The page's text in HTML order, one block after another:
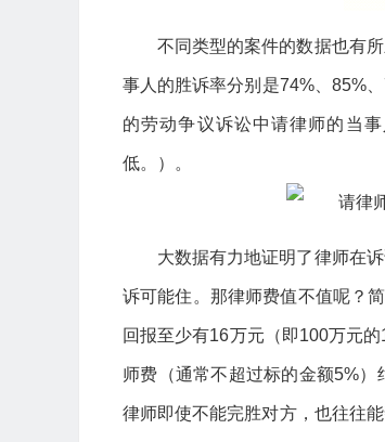
不同类型的案件的数据也有
事人的胜诉率分别是74%、85%
的劳动争议诉讼中请律师的当
低。）。
大数据有力地证明了律师在
诉可能住。那律师费值不值呢？
回报至少有16万元（即100万元
师费（通常不超过标的金额5%
律师即使不能完胜对方，也往往